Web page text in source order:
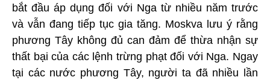
bắt đầu áp dụng đối với Nga từ nhiều năm trước
và vẫn đang tiếp tục gia tăng. Moskva lưu ý rằng
phương Tây không đủ can đảm để thừa nhận sự
thất bại của các lệnh trừng phạt đối với Nga. Ngay
tại các nước phương Tây, người ta đã nhiều lần